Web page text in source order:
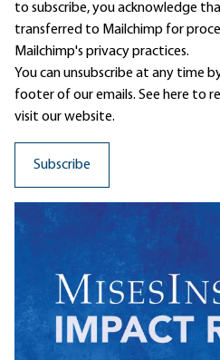
to subscribe, you acknowledge
transferred to Mailchimp for
Mailchimp's privacy practices.
You can unsubscribe at any time
footer of our emails. See here to
visit our website.